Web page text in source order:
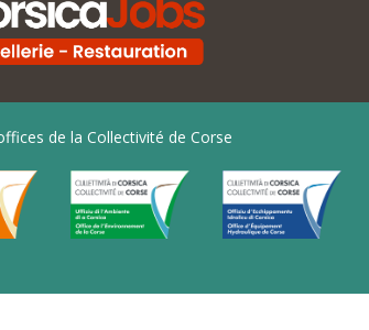
de la Collectivité de Corse